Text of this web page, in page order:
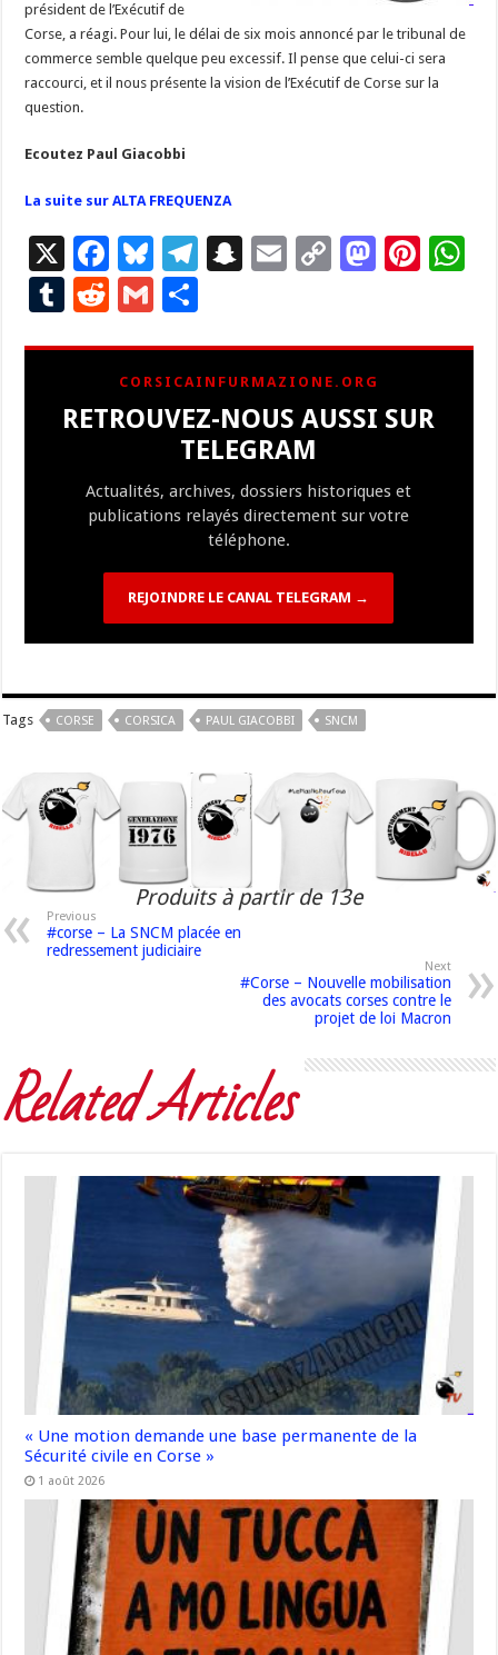
président de l’Exécutif de
Corse, a réagi. Pour lui, le délai de six mois annoncé par le tribunal de
commerce semble quelque peu excessif. Il pense que celui-ci sera
raccourci, et il nous présente la vision de l’Exécutif de Corse sur la
question.
Ecoutez Paul Giacobbi
La suite sur ALTA FREQUENZA
X
F
ac
e
b
o
o
Bl
u
es
ky
T
gr
a
m
S
p
c
h
at
E
l
C
y
Li
n
M
d
n
Pi
es
T
bl
r
R
d
di
t
G
ai
l
ta
g
er
CORSICAINFURMAZIONE.ORG
RETROUVEZ-NOUS AUSSI SUR
TELEGRAM
Actualités, archives, dossiers historiques et
publications relayés directement sur votre
téléphone.
REJOINDRE LE CANAL TELEGRAM →
Tags CORSE CORSICA PAUL GIACOBBI SNCM
Produits à partir de 13e
Previous
#corse – La SNCM placée en
redressement judiciaire
Next
#Corse – Nouvelle mobilisation
des avocats corses contre le
projet de loi Macron
Related Articles
« Une motion demande une base permanente de la
Sécurité civile en Corse »
1 août 2026